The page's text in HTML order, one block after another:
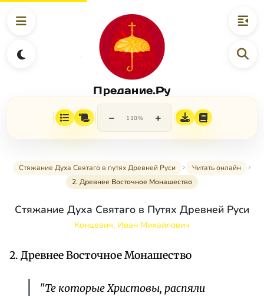
Предание.Ру
− 110% +
Стяжание Духа Святаго в путях Древней Руси
Читать онлайн
2. Древнее Восточное Монашество
Стяжание Духа Святаго в Путях Древней Руси
Концевич, Иван Михайлович
2. Древнее Восточное Монашество
"Те которые Христовы, распяли